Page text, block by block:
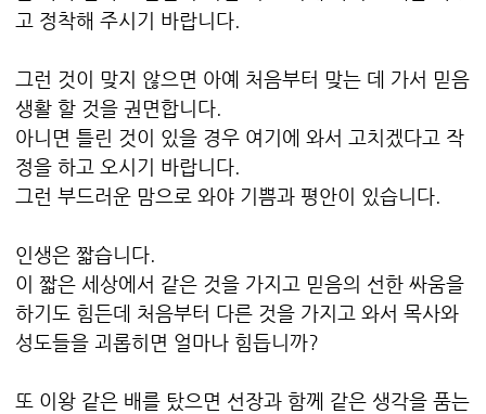
고 정착해 주시기 바랍니다.
그런 것이 맞지 않으면 아예 처음부터 맞는 데 가서 믿음
생활 할 것을 권면합니다.
아니면 틀린 것이 있을 경우 여기에 와서 고치겠다고 작
정을 하고 오시기 바랍니다.
그런 부드러운 맘으로 와야 기쁨과 평안이 있습니다.
인생은 짧습니다.
이 짧은 세상에서 같은 것을 가지고 믿음의 선한 싸움을
하기도 힘든데 처음부터 다른 것을 가지고 와서 목사와
성도들을 괴롭히면 얼마나 힘듭니까?
또 이왕 같은 배를 탔으면 선장과 함께 같은 생각을 품는